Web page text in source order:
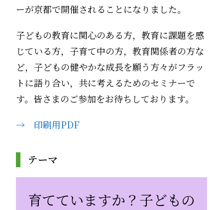
ーが京都で開催されることになりました。
子どもの教育に関心のある方，教育に課題を感
じている方，子育て中の方，教育関係者の方な
ど，子どもの健やかな成長を願う方々がフラッ
トに語り合い，共に考えるためのセミナーで
す。皆さまのご参加をお待ちしております。
→ 印刷用PDF
テーマ
育てていますか？子どもの